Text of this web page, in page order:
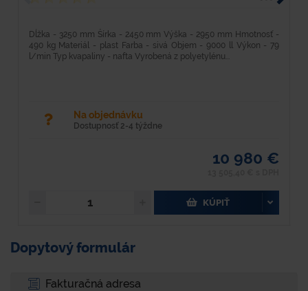
Dĺžka - 3250 mm Šírka - 2450 mm Výška - 2950 mm Hmotnosť -
490 kg Materiál - plast Farba - sivá Objem - 9000 ll Výkon - 79
l/min Typ kvapaliny - nafta Vyrobená z polyetylénu...
Na objednávku
Dostupnosť 2-4 týždne
10 980 €
KÚPIŤ
Dopytový formulár
Fakturačná adresa